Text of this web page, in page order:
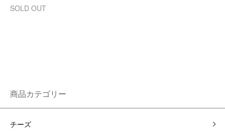
SOLD OUT
商品カテゴリー
チーズ